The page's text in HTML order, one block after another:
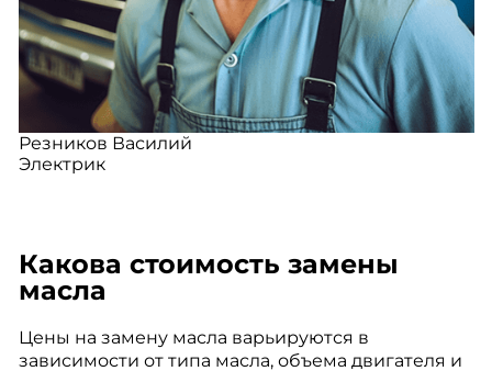
Резников Василий
Электрик
Какова стоимость замены
масла
Цены на замену масла варьируются в
зависимости от типа масла, объема двигателя и